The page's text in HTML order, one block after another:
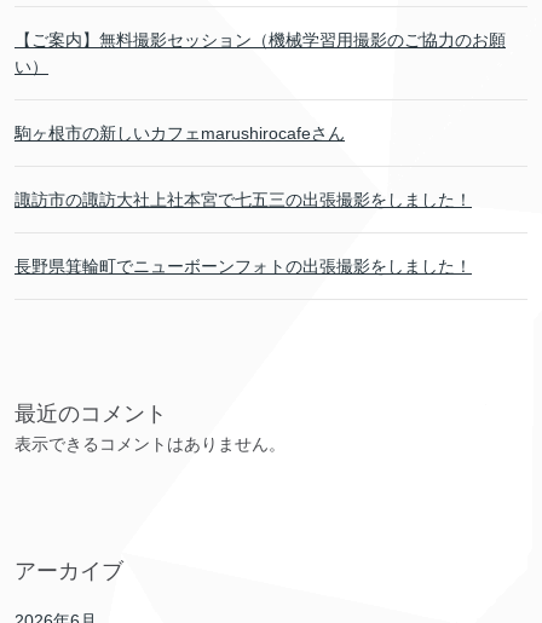
【ご案内】無料撮影セッション（機械学習用撮影のご協力のお願
い）
駒ヶ根市の新しいカフェmarushirocafeさん
諏訪市の諏訪大社上社本宮で七五三の出張撮影をしました！
長野県箕輪町でニューボーンフォトの出張撮影をしました！
最近のコメント
表示できるコメントはありません。
アーカイブ